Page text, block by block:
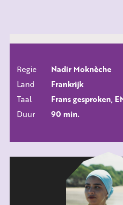
Regie
Nadir Moknèche
Land
Frankrijk
Taal
Frans gesproken,
Duur
90 min.